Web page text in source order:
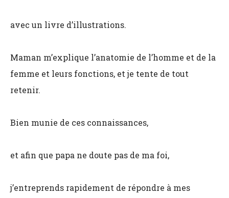
avec un livre d’illustrations.
Maman m’explique l’anatomie de l’homme et de la
femme et leurs fonctions, et je tente de tout
retenir.
Bien munie de ces connaissances,
et afin que papa ne doute pas de ma foi,
j’entreprends rapidement de répondre à mes